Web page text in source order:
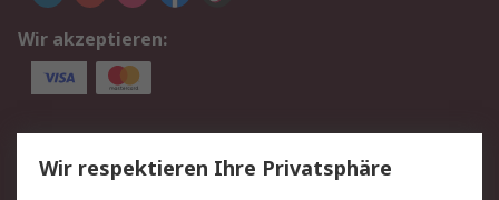
Wir akzeptieren:
Service
Value Added Services
Lieferlösungen
Wir respektieren Ihre Privatsphäre